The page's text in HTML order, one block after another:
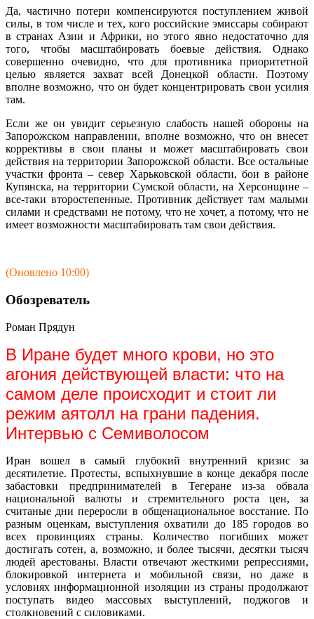
Да, частично потери компенсируются поступлением живой
силы, в том числе и тех, кого российские эмиссары собирают
в странах Азии и Африки, но этого явно недостаточно для
того, чтобы масштабировать боевые действия. Однако
совершенно очевидно, что для противника приоритетной
целью является захват всей Донецкой области. Поэтому
вполне возможно, что он будет концентрировать свои усилия
там.
Если же он увидит серьезную слабость нашей обороны на
Запорожском направлении, вполне возможно, что он внесет
коррективы в свои планы и может масштабировать свои
действия на территории Запорожской области. Все остальные
участки фронта – север Харьковской области, бои в районе
Купянска, на территории Сумской области, на Херсонщине –
все-таки второстепенные. Противник действует там малыми
силами и средствами не потому, что не хочет, а потому, что не
имеет возможности масштабировать там свои действия.
(Оновлено 10:00)
Обозреватель
Роман Прядун
В Иране будет много крови, но это
агония действующей власти: что на
самом деле происходит и стоит ли
режим аятолл на грани падения.
Интервью с Семиволосом
Иран вошел в самый глубокий внутренний кризис за
десятилетие. Протесты, вспыхнувшие в конце декабря после
забастовки предпринимателей в Тегеране из-за обвала
национальной валюты и стремительного роста цен, за
считаные дни переросли в общенациональное восстание. По
разным оценкам, выступления охватили до 185 городов во
всех провинциях страны. Количество погибших может
достигать сотен, а, возможно, и более тысячи, десятки тысяч
людей арестованы. Власти отвечают жесткими репрессиями,
блокировкой интернета и мобильной связи, но даже в
условиях информационной изоляции из страны продолжают
поступать видео массовых выступлений, поджогов и
столкновений с силовиками.